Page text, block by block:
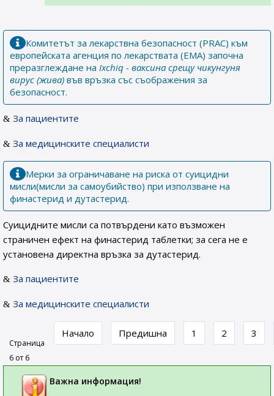
Комитетът за лекарствна безопасност (PRAC) към
европейската агенция по лекарствата (EMA) започна
преразглеждане на Ixchiq - ваксина срещу чикунгуня
вирус (жива) във връзка със съображения за
безопасност.
За пациентите
За медицинските специалисти
Мерки за ограничаване на риска от суицидни
мисли(мисли за самоубийство) при използване на
финастерид и дутастерид.
Суицидните мисли са потвърдени като възможен
страничен ефект на финастерид таблетки; за сега не е
установена директна връзка за дутастерид.
За пациентите
За медицинските специалисти
Страница
6 от 6
Начало Предишна 1 2 3
Важна информация!